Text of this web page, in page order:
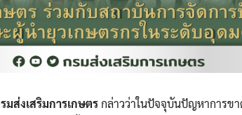
ส่งเสริมการเกษตรกล่าวว่าในปัจจุบันปัญหาการข